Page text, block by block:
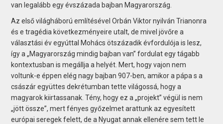
van legalább egy évszázada bajban Magyarország.
Az első világháború említésével Orbán Viktor nyilván Trianonra
és e tragédia következményeire utalt, de mivel jövőre a
választási év egyúttal Mohács ötszázadik évfordulója is lesz,
így a „Magyarország mindig bajban van” fordulat egy tágabb
kontextusban is megállja a helyét. Mert, hogy vajon nem
voltunk-e éppen elég nagy bajban 907-ben, amikor a pápa s a
császár együttes dekrétumban tette világossá, hogy a
magyarok kiirtassanak. Tény, hogy ez a „projekt” végül is nem
„jött össze”, mert fényes győzelmet arattunk az egyesített
európai seregek felett, de a Nyugat annak ellenére sem tett le